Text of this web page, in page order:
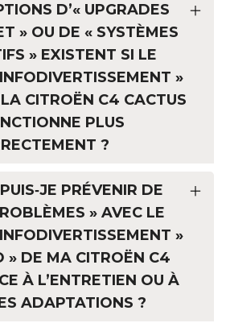
D’« UPGRADES
» OU DE « SYSTÈMES
» EXISTENT SI LE
»
CITROËN C4 CACTUS
PLUS
?
PRÉVENIR DE
» AVEC LE
»
» DE MA CITROËN C4
À L’ENTRETIEN OU À
ADAPTATIONS ?